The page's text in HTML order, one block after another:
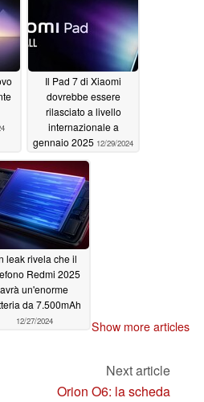
Il Pad 7 di Xiaomi
dovrebbe essere
rilasciato a livello
internazionale a
gennaio 2025 12/29/2024
leak rivela che il
Redmi 2025
avrà un'enorme
da 7.500mAh
12/27/2024 Show more articles
Next article
Orion O6: la scheda